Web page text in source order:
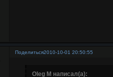
Поделиться2010-10-01 20:50:55
Oleg M написал(а):